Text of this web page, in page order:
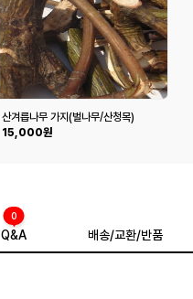
산겨릅나무 가지(벌나무/산청목)
500g
15,000원
Q&A
0
배송/교환/반품